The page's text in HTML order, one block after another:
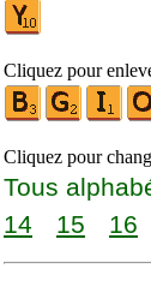
Cliquez pour
Cliquez pour
Tous
14
15 16